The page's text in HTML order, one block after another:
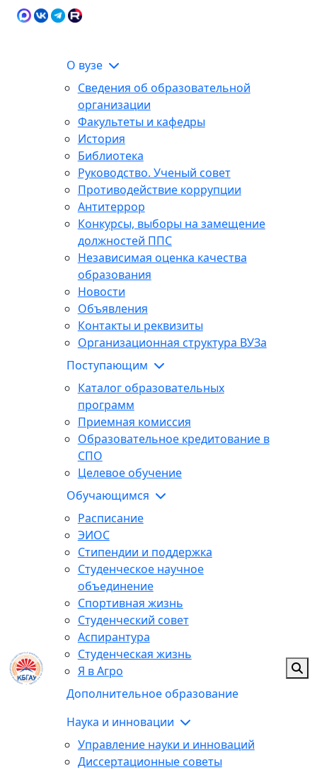
О вузе
Сведения об образовательной
организации
Факультеты и кафедры
История
Библиотека
Руководство. Ученый совет
Противодействие коррупции
Антитеррор
Конкурсы, выборы на замещение
должностей ППС
Независимая оценка качества
образования
Новости
Объявления
Контакты и реквизиты
Организационная структура ВУЗа
Поступающим
Каталог образовательных
программ
Приемная комиссия
Образовательное кредитование в
СПО
Целевое обучение
Обучающимся
Расписание
ЭИОС
Стипендии и поддержка
Студенческое научное
объединение
Спортивная жизнь
Студенческий совет
Аспирантура
Студенческая жизнь
Я в Агро
Дополнительное образование
Наука и инновации
Управление науки и инноваций
Диссертационные советы